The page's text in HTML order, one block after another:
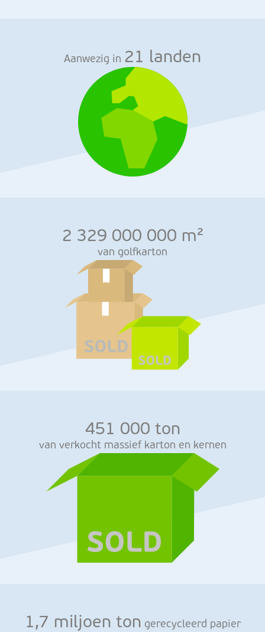
Aanwezig in 21 landen
2 329 000 000 m²
van golfkarton
451 000 ton
van verkocht massief karton en kernen
1,7 miljoen ton gerecycleerd papier